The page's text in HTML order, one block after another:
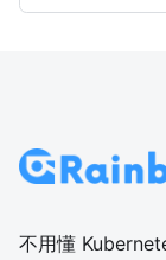
不用懂